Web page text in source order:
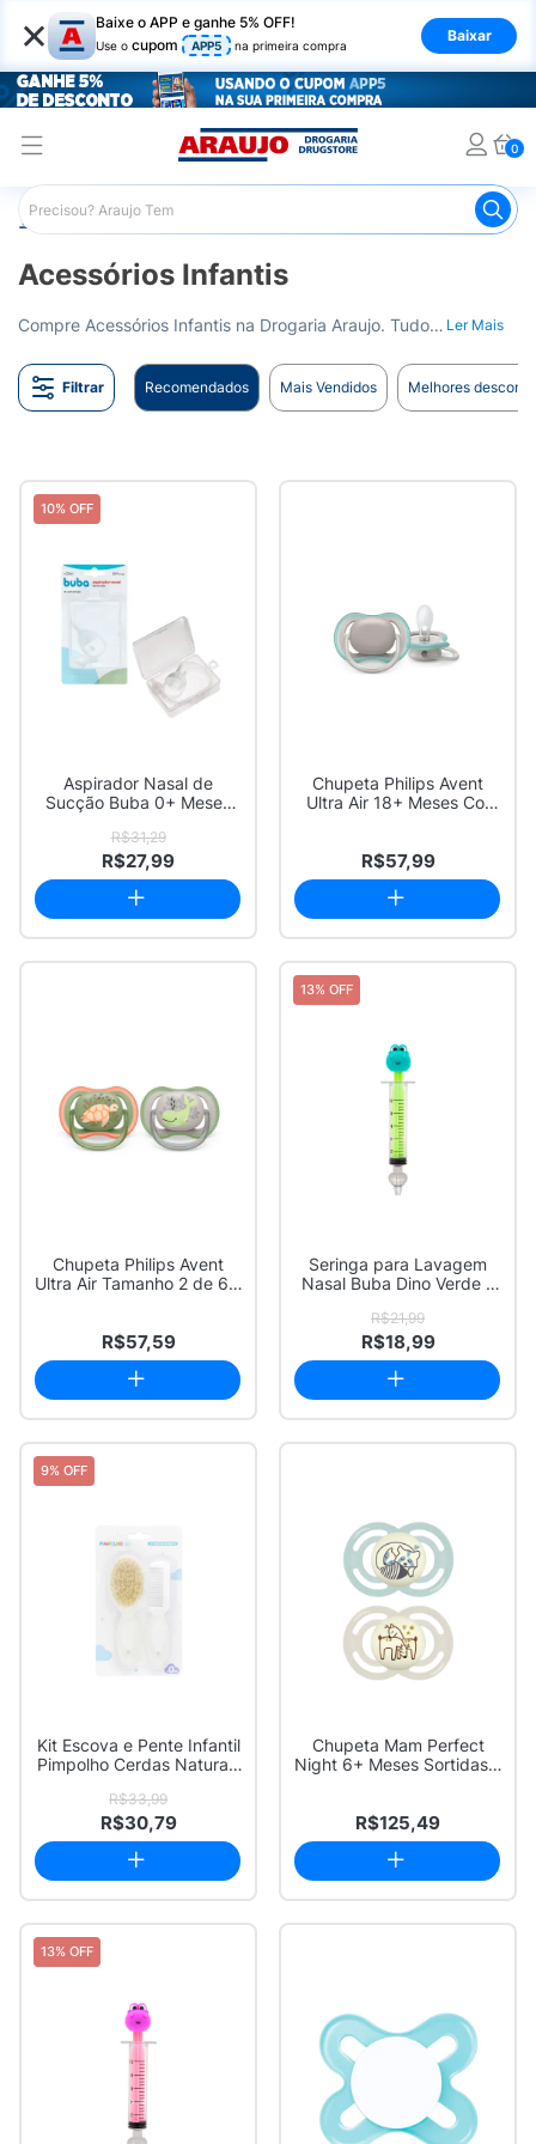
× Baixe o APP e ganhe 5% OFF!
Use o cupom APP5 na primeira compra
Baixar
0
Araujo Infantil
Acessórios Infantis
Compre Acessórios Infantis na Drogaria Araujo. Tudo o que seu pequeno precisa para o dia a dia. Entrega para todo o Brasil. Ler Mais
Filtrar Recomendados Mais Vendidos Melhores
10% OFF
Aspirador Nasal de
Sucção Buba 0+ Meses
R$31,29
R$27,99
Chupeta Philips Avent
Ultra Air 18+ Meses Cor
R$57,99
Chupeta Philips Avent
Ultra Air Tamanho 2 de 6 a
R$57,59
13% OFF
Seringa para Lavagem
Nasal Buba Dino Verde 1
R$21,99
R$18,99
9% OFF
Kit Escova e Pente Infantil
Pimpolho Cerdas Naturais
R$33,99
R$30,79
Chupeta Mam Perfect
Night 6+ Meses Sortidas 2
R$125,49
13% OFF